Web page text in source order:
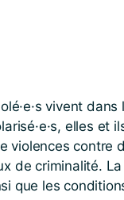
vivent
elles et
contre
de criminalité.
que les